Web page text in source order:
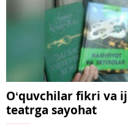
Oʻquvchilar fikri va
teatrga sayohat